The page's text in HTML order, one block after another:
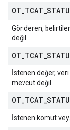
OT TCAT
Gönderen,
değil.
OT TCAT
İstenen değer,
mevcut değil.
OT TCAT
İstenen komut